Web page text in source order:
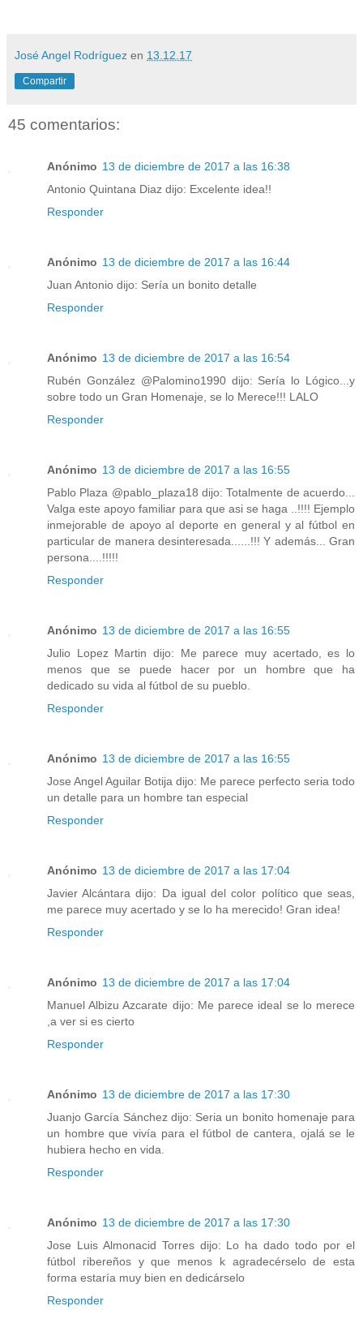
José Angel Rodríguez en 13.12.17
Compartir
45 comentarios:
Anónimo 13 de diciembre de 2017 a las 16:38
Antonio Quintana Diaz dijo: Excelente idea!!
Responder
Anónimo 13 de diciembre de 2017 a las 16:44
Juan Antonio dijo: Sería un bonito detalle
Responder
Anónimo 13 de diciembre de 2017 a las 16:54
Rubén González‏ @Palomino1990 dijo: Sería lo Lógico...y
sobre todo un Gran Homenaje, se lo Merece!!! LALO
Responder
Anónimo 13 de diciembre de 2017 a las 16:55
Pablo Plaza‏ @pablo_plaza18 dijo: Totalmente de acuerdo...
Valga este apoyo familiar para que asi se haga ..!!!! Ejemplo
inmejorable de apoyo al deporte en general y al fútbol en
particular de manera desinteresada......!!! Y además... Gran
persona....!!!!!
Responder
Anónimo 13 de diciembre de 2017 a las 16:55
Julio Lopez Martin dijo: Me parece muy acertado, es lo
menos que se puede hacer por un hombre que ha
dedicado su vida al fútbol de su pueblo.
Responder
Anónimo 13 de diciembre de 2017 a las 16:55
Jose Angel Aguilar Botija dijo: Me parece perfecto seria todo
un detalle para un hombre tan especial
Responder
Anónimo 13 de diciembre de 2017 a las 17:04
Javier Alcántara dijo: Da igual del color político que seas,
me parece muy acertado y se lo ha merecido! Gran idea!
Responder
Anónimo 13 de diciembre de 2017 a las 17:04
Manuel Albizu Azcarate dijo: Me parece ideal se lo merece
,a ver si es cierto
Responder
Anónimo 13 de diciembre de 2017 a las 17:30
Juanjo García Sánchez dijo: Seria un bonito homenaje para
un hombre que vivía para el fútbol de cantera, ojalá se le
hubiera hecho en vida.
Responder
Anónimo 13 de diciembre de 2017 a las 17:30
Jose Luis Almonacid Torres dijo: Lo ha dado todo por el
fútbol ribereños y que menos k agradecérselo de esta
forma estaría muy bien en dedicárselo
Responder